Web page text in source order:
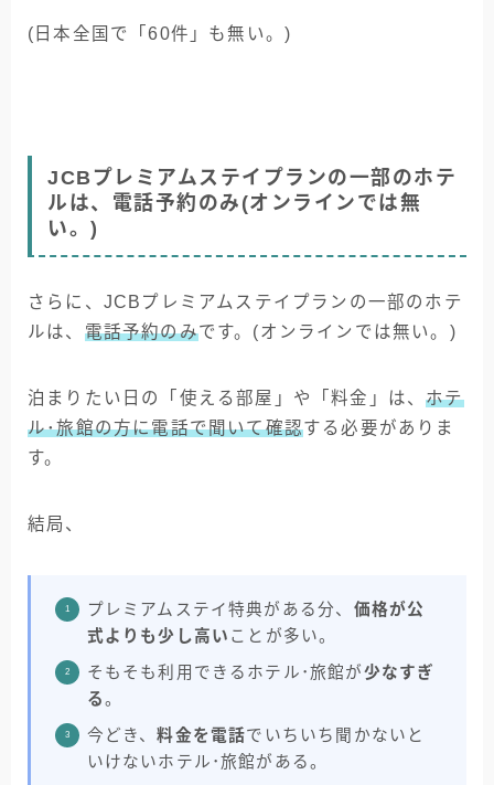
(日本全国で「60件」も無い。)
JCBプレミアムステイプランの一部のホテ
ルは、電話予約のみ(オンラインでは無
い。)
さらに、JCBプレミアムステイプランの一部のホテ
ルは、 電話予約のみです。(オンラインでは無い。)
泊まりたい日の「使える部屋」や「料金」は、ホテ
ル･旅館の方に電話で聞いて確認する必要がありま
す。
結局、
プレミアムステイ特典がある分、 価格が公
式よりも少し高い ことが多い。
そもそも利用できるホテル･旅館が少なすぎ
る。
今どき、料金を電話でいちいち聞かないと
いけないホテル･旅館がある。